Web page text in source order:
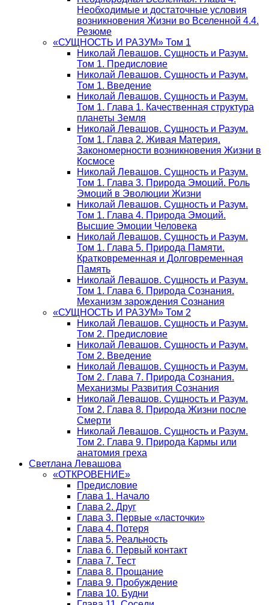
Необходимые и достаточные условия
возникновения Жизни во Вселенной 4.4.
Резюме
«СУЩНОСТЬ И РАЗУМ» Том 1
Николай Левашов. Сущность и Разум.
Том 1. Предисловие
Николай Левашов. Сущность и Разум.
Том 1. Введение
Николай Левашов. Сущность и Разум.
Том 1. Глава 1. Качественная структура
планеты Земля
Николай Левашов. Сущность и Разум.
Том 1. Глава 2. Живая Материя.
Закономерности возникновения Жизни в
Космосе
Николай Левашов. Сущность и Разум.
Том 1. Глава 3. Природа Эмоций. Роль
Эмоций в Эволюции Жизни
Николай Левашов. Сущность и Разум.
Том 1. Глава 4. Природа Эмоций.
Высшие Эмоции Человека
Николай Левашов. Сущность и Разум.
Том 1. Глава 5. Природа Памяти.
Кратковременная и Долговременная
Память
Николай Левашов. Сущность и Разум.
Том 1. Глава 6. Природа Сознания.
Механизм зарождения Сознания
«СУЩНОСТЬ И РАЗУМ» Том 2
Николай Левашов. Сущность и Разум.
Том 2. Предисловие
Николай Левашов. Сущность и Разум.
Том 2. Введение
Николай Левашов. Сущность и Разум.
Том 2. Глава 7. Природа Сознания.
Механизмы Развития Сознания
Николай Левашов. Сущность и Разум.
Том 2. Глава 8. Природа Жизни после
Смерти
Николай Левашов. Сущность и Разум.
Том 2. Глава 9. Природа Кармы или
анатомия греха
Светлана Левашова
«ОТКРОВЕНИЕ»
Предисловие
Глава 1. Начало
Глава 2. Друг
Глава 3. Первые «ласточки»
Глава 4. Потеря
Глава 5. Реальность
Глава 6. Первый контакт
Глава 7. Тест
Глава 8. Прощание
Глава 9. Пробуждение
Глава 10. Будни